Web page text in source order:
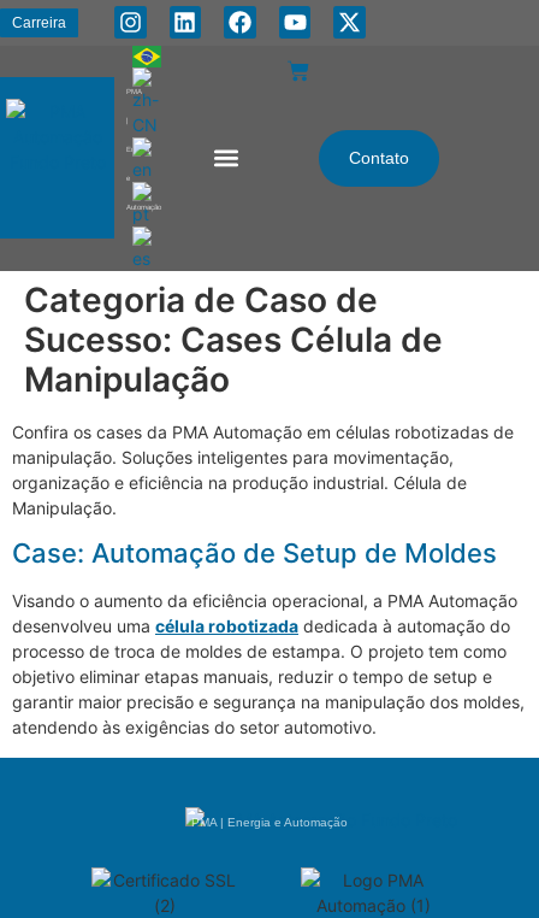
Carreira
PMA
|
Energia
e
Automação
Contato
Categoria de Caso de
Sucesso: Cases Célula de
Manipulação
Confira os cases da PMA Automação em células robotizadas de
manipulação. Soluções inteligentes para movimentação,
organização e eficiência na produção industrial. Célula de
Manipulação.
Case: Automação de Setup de Moldes
Visando o aumento da eficiência operacional, a PMA Automação
desenvolveu uma célula robotizada dedicada à automação do
processo de troca de moldes de estampa. O projeto tem como
objetivo eliminar etapas manuais, reduzir o tempo de setup e
garantir maior precisão e segurança na manipulação dos moldes,
atendendo às exigências do setor automotivo.
PMA | Energia e Automação